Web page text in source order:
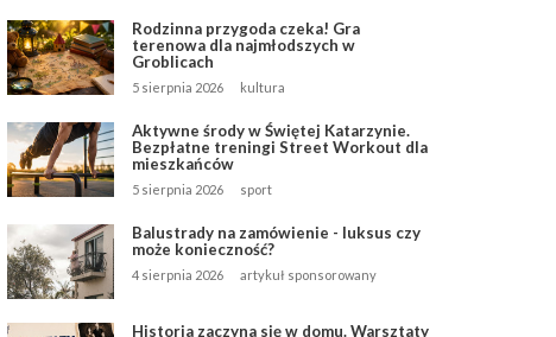
Rodzinna przygoda czeka! Gra
terenowa dla najmłodszych w
Groblicach
5 sierpnia 2026 kultura
Aktywne środy w Świętej Katarzynie.
Bezpłatne treningi Street Workout dla
mieszkańców
5 sierpnia 2026 sport
Balustrady na zamówienie - luksus czy
może konieczność?
4 sierpnia 2026 artykuł sponsorowany
Historia zaczyna się w domu. Warsztaty